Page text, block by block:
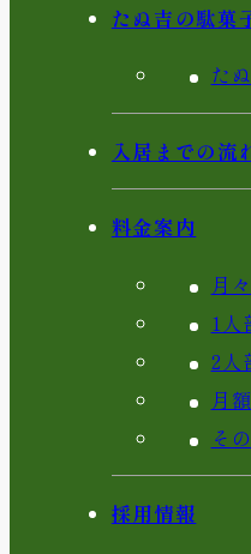
たぬ吉の駄菓
た
入居までの流
料金案内
月
1人
2人
月
そ
採用情報